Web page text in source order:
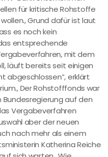
für kritische Rohstoffe
Grund dafür ist laut
es noch kein
entsprechende
mit dem
läuft bereits seit einigen
abgeschlossen”, erklärt
Der Rohstofffonds war
auf den
Vergabeverfahren
aber der neuen
nach mehr als einem
Katherina Reiche